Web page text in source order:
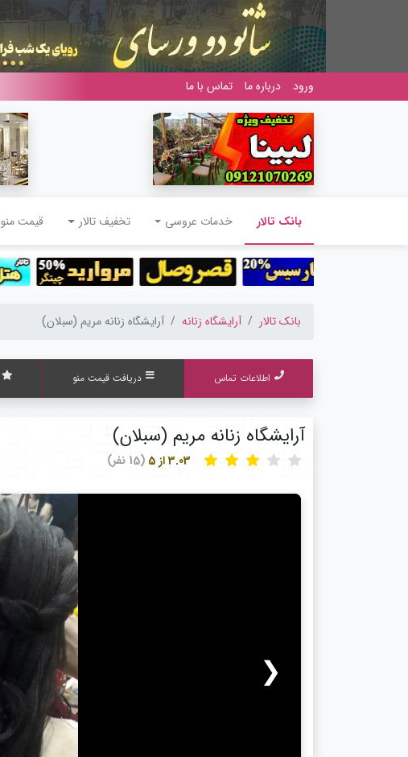
ورود درباره ما تماس با ما
بانک تالار خدمات عروسی تخفیف تالار قیمت منو
بانک تالار آرایشگاه زنانه آرایشگاه زنانه مریم (سبلان)
اطلاعات تماس دریافت قیمت منو
آرایشگاه زنانه مریم (سبلان)
(15 نفر)
❮